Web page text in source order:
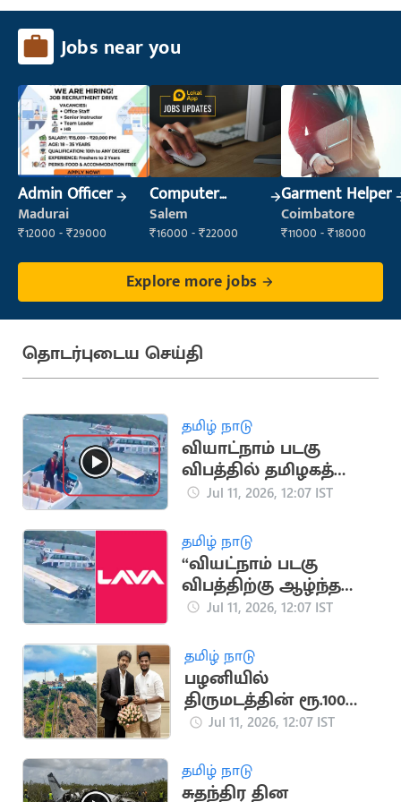
Jobs near you
Admin Officer
Madurai
₹12000 - ₹29000
Computer
Operator
Salem
₹16000 - ₹22000
Garment Helper
Coimbatore
₹11000 - ₹18000
Explore more jobs
தொடர்புடைய செய்தி
தமிழ் நாடு
வியாட்நாம் படகு
விபத்தில் தமிழகத்தை
சேர்ந்த 8 பேர் பலி
Jul 11, 2026, 12:07 IST
தமிழ் நாடு
“வியட்நாம் படகு
விபத்திற்கு ஆழ்ந்த
வருத்தம்
மொபைல் நிறுவனம்
Jul 11, 2026, 12:07 IST
தமிழ் நாடு
பழனியில்
திருமடத்தின் ரூ.100
கோடி சொத்தை மீட்க
Jul 11, 2026, 12:07 IST
தமிழ் நாடு
சுதந்திர தின